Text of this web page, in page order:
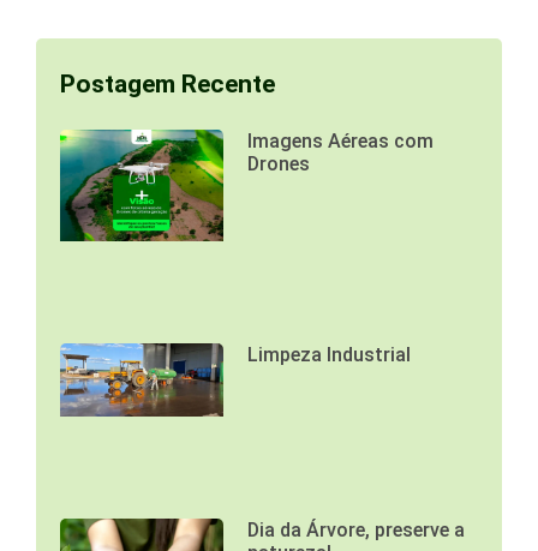
Postagem Recente
Imagens Aéreas com
Drones
Limpeza Industrial
Dia da Árvore, preserve a